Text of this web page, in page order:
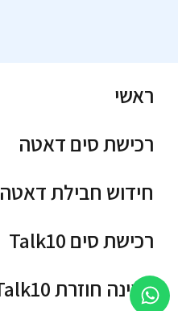
ראשי
רכישת סים דאטה
חידוש חבילת דאטה
רכישת סים Talk10
טעינה חוזרת Talk10